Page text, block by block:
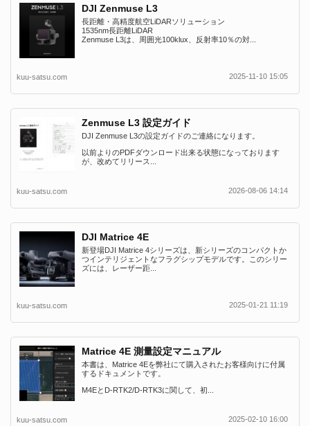
DJI Zenmuse L3
長距離・高精度航空LiDARソリューション
1535nm長距離LiDAR
Zenmuse L3は、周囲光100klux、反射率10％の対...
kuu-satsu.com 2025-11-10 15:05
Zenmuse L3 設定ガイド
DJI Zenmuse L3の設定ガイドのご連絡になります。
以前よりのPDFダウンロード出来る状態になっております
が、改めてリリース...
kuu-satsu.com 2026-08-06 14:14
DJI Matrice 4E
新登場DJI Matrice 4シリーズは、新シリーズのコンパクトか
つインテリジェントなフラグシップモデルです。このシリー
ズには、レーザー距...
kuu-satsu.com 2025-01-21 11:19
Matrice 4E 測量設定マニュアル
本書は、Matrice 4Eを弊社にて購入されたお客様向けに付属
するドキュメントです。
M4EとD-RTK2/D-RTK3に関して、初...
kuu-satsu.com 2025-02-10 16:00